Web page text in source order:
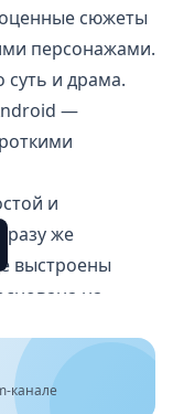
сюжеты
персонажами.
суть и драма.
—
и
же
выстроены
на
которые вам
канале